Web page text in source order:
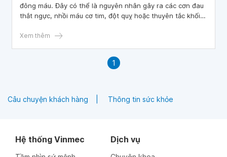
đông máu. Đây có thể là nguyên nhân gây ra các cơn đau
thắt ngực, nhồi máu cơ tim, đột quỵ hoặc thuyên tắc khối
thuốc kháng đông có vai trò quan trọng trong việc dự
Xem thêm
1
Câu chuyện khách hàng Thông tin sức khỏe
Hệ thống Vinmec Dịch vụ